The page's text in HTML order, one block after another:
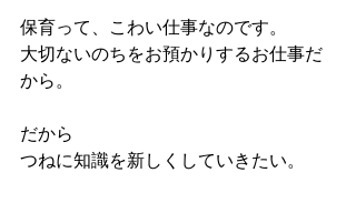
保育って、こわい仕事なのです。
大切ないのちをお預かりするお仕事だ
から。
だから
つねに知識を新しくしていきたい。